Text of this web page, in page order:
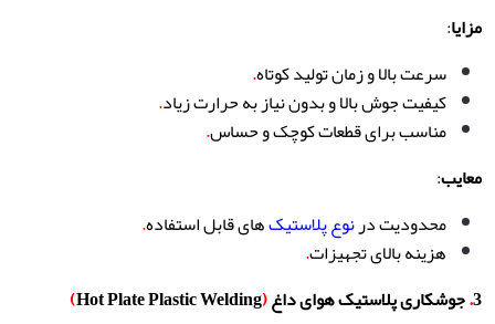
مزایا:
سرعت بالا و زمان تولید کوتاه.
کیفیت جوش بالا و بدون نیاز به حرارت زیاد.
مناسب برای قطعات کوچک و حساس.
معایب:
محدودیت درنوع پلاستیک‌های قابل استفاده.
هزینه بالای تجهیزات.
3
.جوشکاری پلاستیک هوای داغ(
Hot Plate Plastic Welding
)